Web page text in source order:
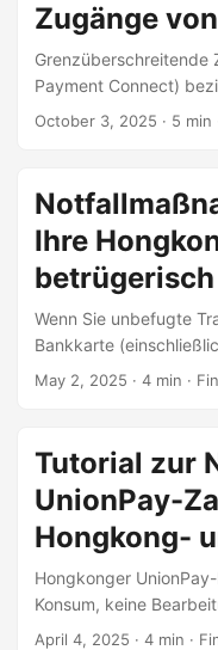
Zugänge
Grenzüberschreitende
Payment Connect)
zwischen dem
und die Hongkonger
October 3, 2025 · 5 min
Ihre
Wenn Sie unbefugte
Bankkarte
feststellen, bewahren
detaillierte Schritte und
Lektüre:
Bankkarten in
Austauschgruppe
Informationen zu
sperren und
kontaktieren
May 2, 2025 · 4 min ·
Tutorial zur
UnionPay-
Hongkong-
Hongkonger
Konsum, keine
überschreiten das Limit
April 4, 2025 · 4 min ·